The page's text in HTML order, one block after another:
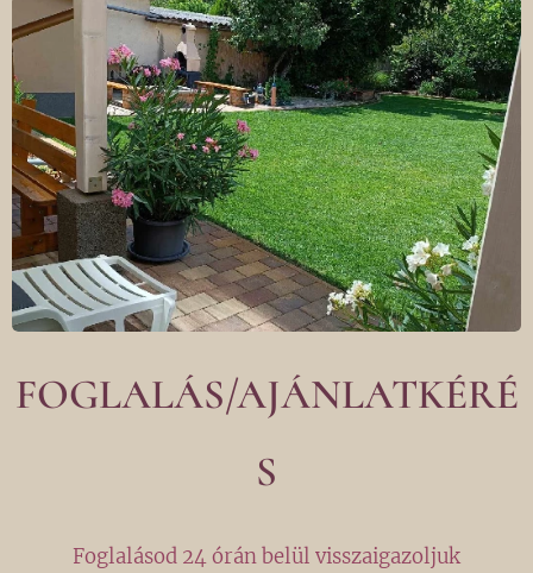
FOGLALÁS/AJÁNLATKÉRÉ
S
Foglalásod 24 órán belül visszaigazoljuk